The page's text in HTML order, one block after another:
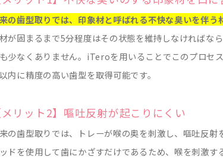
の歯型取りでは、印象材と呼ばれる不快な臭いを伴う
が固まるまで5分程度はその状態を維持しなければな
少なくありません。iTeroを用いることでこのプロセ
内に精度の高い歯型を取得可能です。
メリット2】嘔吐反射が起こりにくい
の歯型取りでは、トレーが喉の奥を刺激し、嘔吐反
ドを使用して歯にかざすだけであるため、喉を刺激す